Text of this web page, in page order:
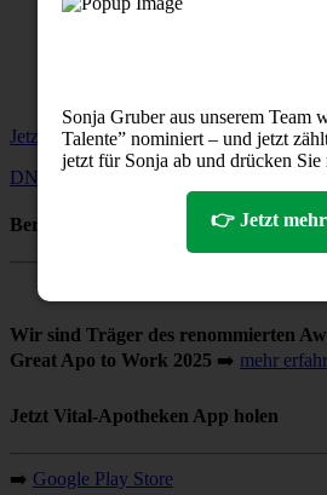
Jetzt Notdienstapotheke finden
Sonja Gruber aus unserem Team
Talente” nominiert – und jetzt
jetzt für Sonja ab und drücken
👉 Jetzt
DNA-Analysen 24/7 Livechat
Beratung mit 💚 für Ihre Gesundheit
Wir sind Träger des renommierten
Great Apo to Work 2025 ➡️ mehr
Jetzt Vital-Apotheken App holen
➡️ Google Play Store